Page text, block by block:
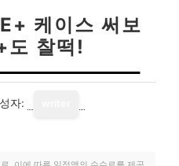
케이스 써보
도 찰떡!
자: